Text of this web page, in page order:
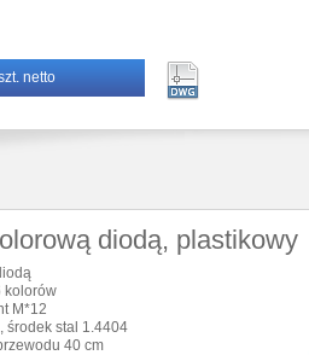
netto
diodą, plastikowy
kolorów
M*12
środek stal 1.4404
40 cm